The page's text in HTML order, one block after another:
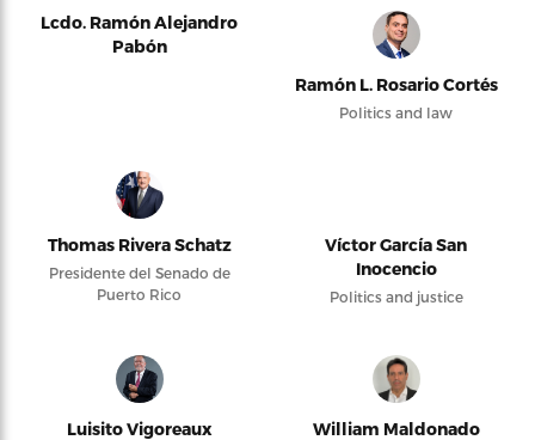
Lcdo. Ramón Alejandro
Pabón
Ramón L. Rosario Cortés
Politics and law
Thomas Rivera Schatz
Presidente del Senado de
Puerto Rico
Víctor García San
Inocencio
Politics and justice
Luisito Vigoreaux William Maldonado